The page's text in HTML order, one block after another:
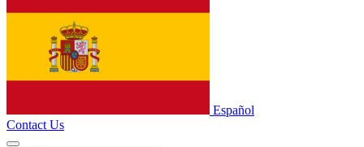
Español
Contact Us